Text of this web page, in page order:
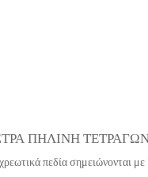
ΠΗΛΙΝΗ
πεδία σημειώνονται με